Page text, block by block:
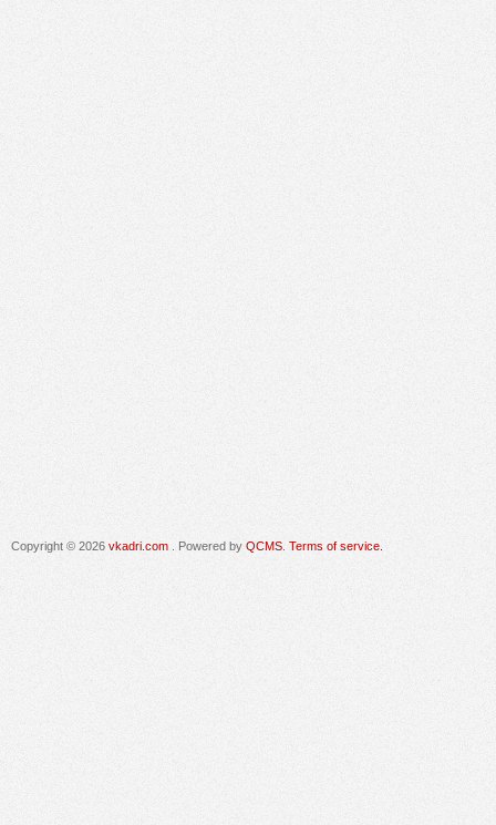
Copyright © 2026 vkadri.com . Powered by QCMS Terms of service.